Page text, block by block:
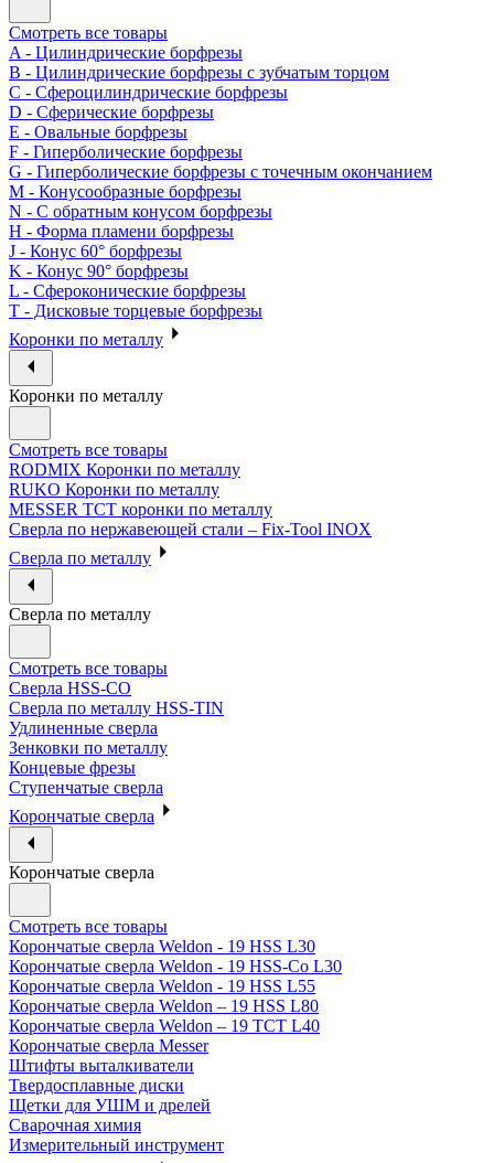
Смотреть все товары
A - Цилиндрические борфрезы
B - Цилиндрические борфрезы с зубчатым торцом
C - Сфероцилиндрические борфрезы
D - Сферические борфрезы
E - Овальные борфрезы
F - Гиперболические борфрезы
G - Гиперболические борфрезы с точечным окончанием
M - Конусообразные борфрезы
N - С обратным конусом борфрезы
H - Форма пламени борфрезы
J - Конус 60° борфрезы
K - Конус 90° борфрезы
L - Сфероконические борфрезы
T - Дисковые торцевые борфрезы
Коронки по металлу
Коронки по металлу
Смотреть все товары
RODMIX Коронки по металлу
RUKO Коронки по металлу
MESSER ТСТ коронки по металлу
Сверла по нержавеющей стали – Fix-Tool INOX
Сверла по металлу
Сверла по металлу
Смотреть все товары
Сверла HSS-CO
Сверла по металлу HSS-TIN
Удлиненные сверла
Зенковки по металлу
Концевые фрезы
Ступенчатые сверла
Корончатые сверла
Корончатые сверла
Смотреть все товары
Корончатые сверла Weldon - 19 HSS L30
Корончатые сверла Weldon - 19 HSS-Co L30
Корончатые сверла Weldon - 19 HSS L55
Корончатые сверла Weldon – 19 HSS L80
Корончатые сверла Weldon – 19 TCT L40
Корончатые сверла Messer
Штифты выталкиватели
Твердосплавные диски
Щетки для УШМ и дрелей
Сварочная химия
Измерительный инструмент